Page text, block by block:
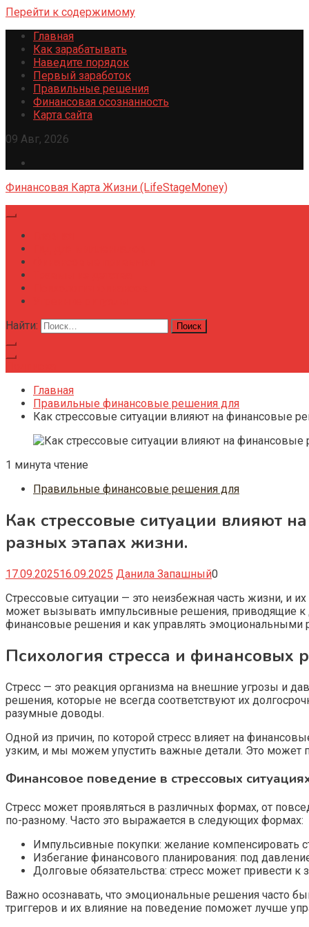
Перейти к содержимому
Главная
Как зарабатывать
Наведите порядок
Первый заработок
Правильные решения
Финансовая осознанность
Карта сайта
09 Авг, 2026
Финансовая Карта Жизни (LifeStageMoney)
Найти:
Главная
Правильные финансовые решения для
Как стрессовые ситуации влияют на финансовые
1 минута чтение
Правильные финансовые решения для
Как стрессовые ситуации влияют
разных этапах жизни.
17.09.202516.09.2025 Данила Запашный0
Стрессовые ситуации — это неизбежная часть жизни, и
может вызывать импульсивные решения, приводящие к
финансовые решения и как управлять эмоциональными
Психология стресса и финансовых
Стресс — это реакция организма на внешние угрозы и
решения, которые не всегда соответствуют их
разумные доводы.
Одной из причин, по которой стресс влияет на
узким, и мы можем упустить важные детали. Это может
Финансовое поведение в стрессовых
Стресс может проявляться в различных формах, от
по-разному. Часто это выражается в следующих формах:
Импульсивные покупки: желание компенсировать
Избегание финансового планирования: под
Долговые обязательства: стресс может привести
Важно осознавать, что эмоциональные решения часто
триггеров и их влияние на поведение поможет лучше